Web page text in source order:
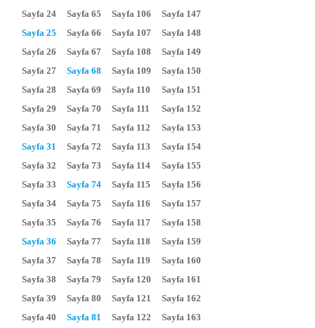
Sayfa 24
Sayfa 25
Sayfa 26
Sayfa 27
Sayfa 28
Sayfa 29
Sayfa 30
Sayfa 31
Sayfa 32
Sayfa 33
Sayfa 34
Sayfa 35
Sayfa 36
Sayfa 37
Sayfa 38
Sayfa 39
Sayfa 40
Sayfa 65
Sayfa 66
Sayfa 67
Sayfa 68
Sayfa 69
Sayfa 70
Sayfa 71
Sayfa 72
Sayfa 73
Sayfa 74
Sayfa 75
Sayfa 76
Sayfa 77
Sayfa 78
Sayfa 79
Sayfa 80
Sayfa 81
Sayfa 106
Sayfa 107
Sayfa 108
Sayfa 109
Sayfa 110
Sayfa 111
Sayfa 112
Sayfa 113
Sayfa 114
Sayfa 115
Sayfa 116
Sayfa 117
Sayfa 118
Sayfa 119
Sayfa 120
Sayfa 121
Sayfa 122
Sayfa 147
Sayfa 148
Sayfa 149
Sayfa 150
Sayfa 151
Sayfa 152
Sayfa 153
Sayfa 154
Sayfa 155
Sayfa 156
Sayfa 157
Sayfa 158
Sayfa 159
Sayfa 160
Sayfa 161
Sayfa 162
Sayfa 163